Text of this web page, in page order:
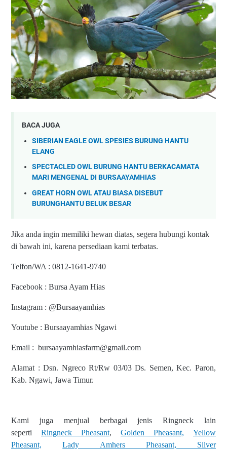
BACA JUGA
SIBERIAN EAGLE OWL SPESIES BURUNG HANTU
ELANG
SPECTACLED OWL BURUNG HANTU BERKACAMATA
MARI MENGENAL DI BURSAAYAMHIAS
GREAT HORN OWL ATAU BIASA DISEBUT
BURUNGHANTU BELUK BESAR
Jika anda ingin memiliki hewan diatas, segera hubungi kontak
di bawah ini, karena persediaan kami terbatas.
Telfon/WA : 0812-1641-9740
Facebook : Bursa Ayam Hias
Instagram : @Bursaayamhias
Youtube : Bursaayamhias Ngawi
Email : bursaayamhiasfarm@gmail.com
Alamat : Dsn. Ngreco Rt/Rw 03/03 Ds. Semen, Kec. Paron,
Kab. Ngawi, Jawa Timur.
Kami juga menjual berbagai jenis Ringneck lain
seperti Ringneck Pheasant, Golden Pheasant,
Yellow
Pheasant,
Lady Amhers Pheasant, Silver